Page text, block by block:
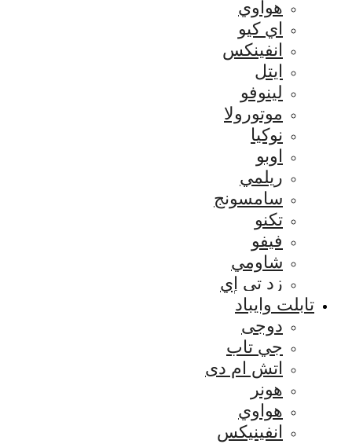
هواوي
اي كيو
انفينكس
ايتل
لينوفو
موتورولا
نوكيا
اوبو
ريلمي
سامسونج
تكنو
فيفو
شاومي
زد تي إي
تابلت وايباد
دوجى
جي تاب
اتش ام دى
هونر
هواوي
انفينيكس